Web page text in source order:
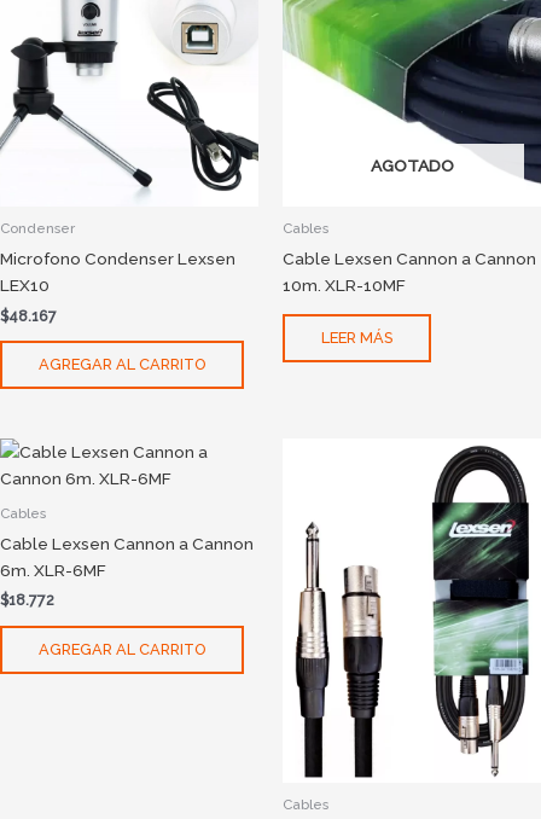
Condenser
Microfono Condenser Lexsen
LEX10
$48.167
AGREGAR AL CARRITO
AGOTADO
Cables
Cable Lexsen Cannon a Cannon
10m. XLR-10MF
LEER MÁS
Cables
Cable Lexsen Cannon a Cannon
6m. XLR-6MF
$18.772
AGREGAR AL CARRITO
Cables